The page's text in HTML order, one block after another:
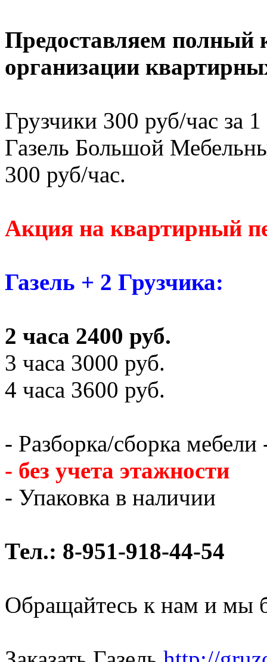
Предоставляем полный
организации
Грузчики 300 руб/час за
Газель Большой
300 руб/час.
Акция на квартирный
Газель + 2 Грузчика:
2 часа 2400 руб.
3 часа 3000 руб.
4 часа 3600 руб.
- Разборка/сборка мебели
- без учета этажности
- Упаковка в наличии
Тел.: 8-951-918-44-54
Обращайтесь к нам и мы